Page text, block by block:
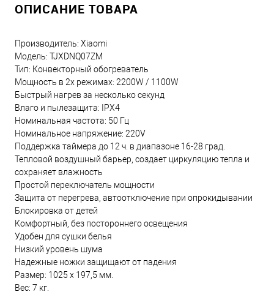
ОПИСАНИЕ ТОВАРА
Производитель: Xiaomi
Модель: TJXDNQ07ZM
Тип: Конвекторный обогреватель
Мощность в 2х режимах: 2200W / 1100W
Быстрый нагрев за несколько секунд
Влаго и пылезащита: IPX4
Номинальная частота: 50 Гц
Номинальное напряжение: 220V
Поддержка таймера до 12 ч. в диапазоне 16-28 град.
Тепловой воздушный барьер, создает циркуляцию тепла и
сохраняет влажность
Простой переключатель мощности
Защита от перегрева, автоотключение при опрокидывании
Блокировка от детей
Комфортный, без постороннего освещения
Удобен для сушки белья
Низкий уровень шума
Надежные ножки защищают от падения
Размер: 1025 х 197,5 мм.
Вес: 7 кг.